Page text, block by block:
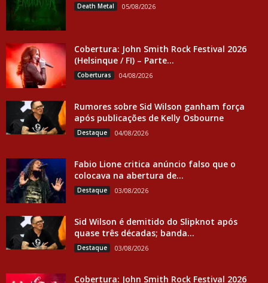
Death Metal 05/08/2026
Cobertura: John Smith Rock Festival 2026
(Helsinque / FI) – Parte...
Coberturas 04/08/2026
Rumores sobre Sid Wilson ganham força
após publicações de Kelly Osbourne
Destaque 04/08/2026
Fabio Lione critica anúncio falso que o
colocava na abertura de...
Destaque 03/08/2026
Sid Wilson é demitido do Slipknot após
quase três décadas; banda...
Destaque 03/08/2026
Cobertura: John Smith Rock Festival 2026